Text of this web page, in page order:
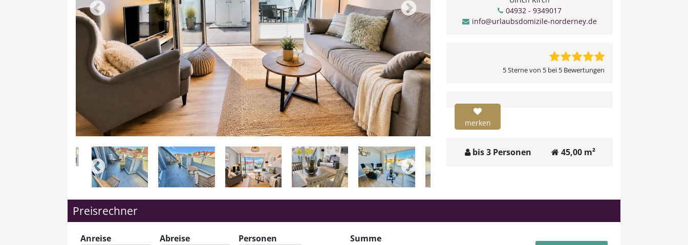
04932 - 9349017
info@urlaubsdomizile-norderney.de
5 Sterne von 5 bei 5 Bewertungen
merken
bis 3 Personen 45,00 m²
Preisrechner
Anreise Abreise Personen Summe